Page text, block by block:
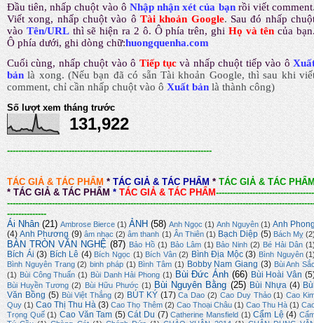
Đầu tiên, nhấp chuột vào ô Nhập nhận xét của bạn rồi viết comment
Viết xong, nhấp chuột vào ô Tài khoản Google. Sau đó nhấp
vào Tên/URL thì sẽ hiện ra 2 ô. Ô phía trên, ghi Họ và tên của
Ô phía dưới, ghi dòng chữ:huongquenha.com
Cuối cùng, nhấp chuột vào ô Tiếp tục và nhấp chuột tiếp vào ô
bản là xong.(Nếu bạn đã có sẵn Tài khoản Google, thì sau khi
comment, chỉ cần nhấp chuột vào ô Xuất bản là thành công)
Số lượt xem tháng trước
131,922
-------------------------------------------------------------------------
TÁC GIẢ & TÁC PHẨM * TÁC GIẢ & TÁC PHẨM * TÁC GIẢ & TÁC
* TÁC GIẢ & TÁC PHẨM * TÁC GIẢ & TÁC PHẨM-----------------------------------
--------------
Ái Nhân (21) Ambrose Bierce (1) ẢNH (58) Anh Ngọc (1) Anh Nguyên (1) Anh
(4) Anh Phương (9) âm nhạc (2) âm thanh (1) Ân Thiên (1) Bạch Diệp (5) Bách Mỵ
BÀN TRÒN VĂN NGHỆ (87) Bảo Hồ (1) Bảo Lâm (1) Bảo Ninh (2) Bé Hải Dân
Bích Ái (3) Bích Lê (4) Bích Ngọc (1) Bích Vân (2) Bình Địa Mộc (3) Bình Nguyên
Bình Nguyên Trang (2) binh pháp (1) Bình Tâm (1) Bobby Nam Giang (3) Bùi Anh
(1) Bùi Công Thuấn (1) Bùi Danh Hải Phong (1) Bùi Đức Ánh (66) Bùi Hoài Vân
Bùi Huyền Tương (2) Bùi Hữu Phước (1) Bùi Nguyên Bằng (25) Bùi Nhựa (4)
Văn Bồng (5) Bùi Việt Thắng (2) BÚT KÝ (17) Ca Dao (2) Cao Duy Thảo (1) Cao
Quy (1) Cao Thị Thu Hà (3) Cao Thọ Thêm (2) Cao Thoại Châu (1) Cao Thu Hà (1)
Trọng Quế (1) Cao Văn Tam (5) Cát Du (7) Catherine Mansfield (1) Cẩm Lệ (4)